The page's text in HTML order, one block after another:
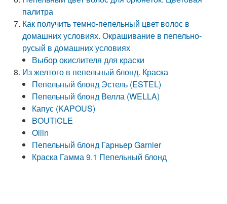
палитра
Как получить темно-пепельный цвет волос в
домашних условиях. Окрашивание в пепельно-
русый в домашних условиях
Выбор окислителя для краски
Из желтого в пепельный блонд. Краска
Пепельный блонд Эстель (ESTEL)
Пепельный блонд Велла (WELLA)
Капус (KAPOUS)
BOUTICLE
Ollin
Пепельный блонд Гарньер Garnier
Краска Гамма 9.1 Пепельный блонд